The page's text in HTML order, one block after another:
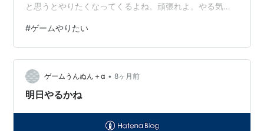
と思うとやりたくなってくるよね。頑張れよ。やる気が
セスで2日の夜からガリガリやってやろうか。 割とマジ
でグノーシア終わらせたい。結末を見たいし、これ終わ
らせんと先に進めない気がするんだ。もう30時間やって
んだな。頑張れよ。
#ゲームやりたい
ゲームうんぬん＋α • 8ヶ月前
明日やるかね